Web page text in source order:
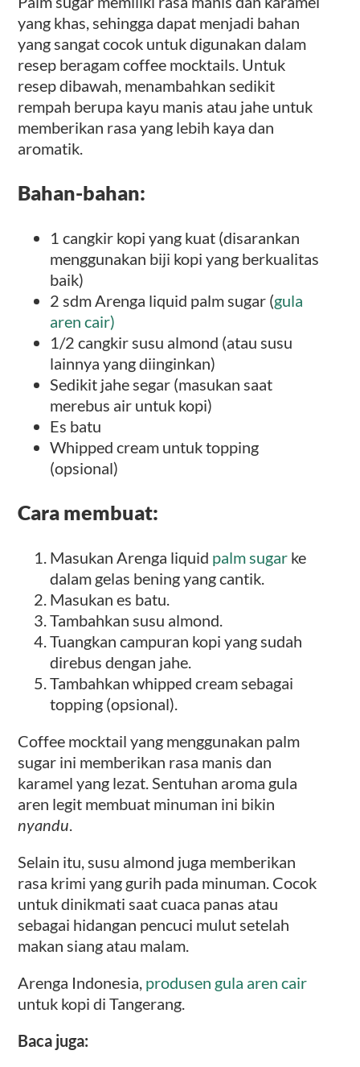
yang khas, sehingga dapat menjadi bahan
yang sangat cocok untuk digunakan dalam
resep beragam coffee mocktails. Untuk
resep dibawah, menambahkan sedikit
rempah berupa kayu manis atau jahe untuk
memberikan rasa yang lebih kaya dan
aromatik.
Bahan-bahan:
1 cangkir kopi yang kuat (disarankan
menggunakan biji kopi yang berkualitas
baik)
2 sdm Arenga liquid palm sugar (gula
aren cair)
1/2 cangkir susu almond (atau susu
lainnya yang diinginkan)
Sedikit jahe segar (masukan saat
merebus air untuk kopi)
Es batu
Whipped cream untuk topping
(opsional)
Cara membuat:
Masukan Arenga liquid palm sugar ke
dalam gelas bening yang cantik.
Masukan es batu.
Tambahkan susu almond.
Tuangkan campuran kopi yang sudah
direbus dengan jahe.
Tambahkan whipped cream sebagai
topping (opsional).
Coffee mocktail yang menggunakan palm
sugar ini memberikan rasa manis dan
karamel yang lezat. Sentuhan aroma gula
aren legit membuat minuman ini bikin
nyandu.
Selain itu, susu almond juga memberikan
rasa krimi yang gurih pada minuman. Cocok
untuk dinikmati saat cuaca panas atau
sebagai hidangan pencuci mulut setelah
makan siang atau malam.
Arenga Indonesia, produsen gula aren cair
untuk kopi di Tangerang.
Baca juga: